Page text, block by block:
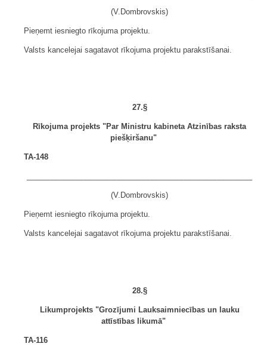
(V.Dombrovskis)
Pieņemt iesniegto rīkojuma projektu.
Valsts kancelejai sagatavot rīkojuma projektu parakstīšanai.
27.§
Rīkojuma projekts "Par Ministru kabineta Atzinības raksta
piešķiršanu"
TA-148
(V.Dombrovskis)
Pieņemt iesniegto rīkojuma projektu.
Valsts kancelejai sagatavot rīkojuma projektu parakstīšanai.
28.§
Likumprojekts "Grozījumi Lauksaimniecības un lauku
attīstības likumā"
TA-116